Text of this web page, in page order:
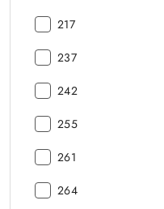
Masa
217
Masa
237
Masa
242
Masa
255
Masa
261
Masa
264